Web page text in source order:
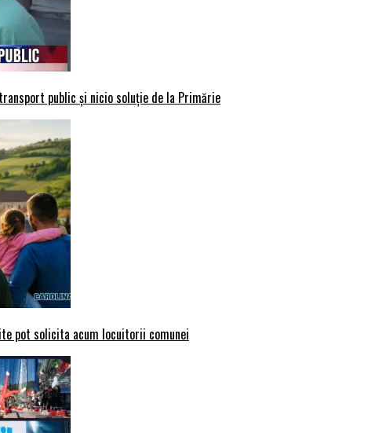
public și nicio soluție de la Primărie
pot solicita acum locuitorii comunei